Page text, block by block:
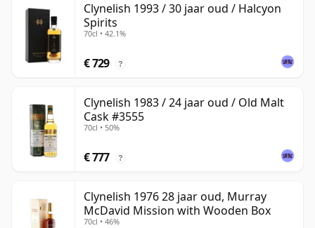
Clynelish 1993 / 30 jaar oud / Halcyon
Spirits
70cl • 42.1%
€ 729 ?
Clynelish 1983 / 24 jaar oud / Old Malt
Cask #3555
70cl • 50%
€ 777 ?
Clynelish 1976 28 jaar oud, Murray
McDavid Mission with Wooden Box
70cl • 46%